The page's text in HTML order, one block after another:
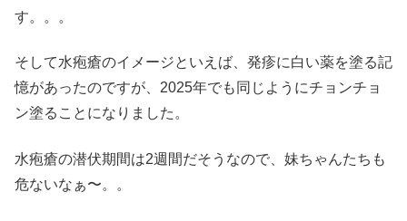
す。。。
そして水疱瘡のイメージといえば、発疹に白い薬を塗る記
憶があったのですが、2025年でも同じようにチョンチョ
ン塗ることになりました。
水疱瘡の潜伏期間は2週間だそうなので、妹ちゃんたちも
危ないなぁ〜。。